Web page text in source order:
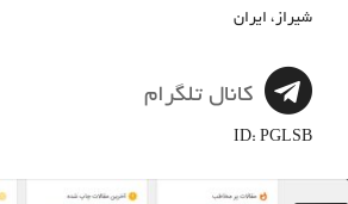
شیراز، ایران
کانال تلگرام
ID: PGLSB